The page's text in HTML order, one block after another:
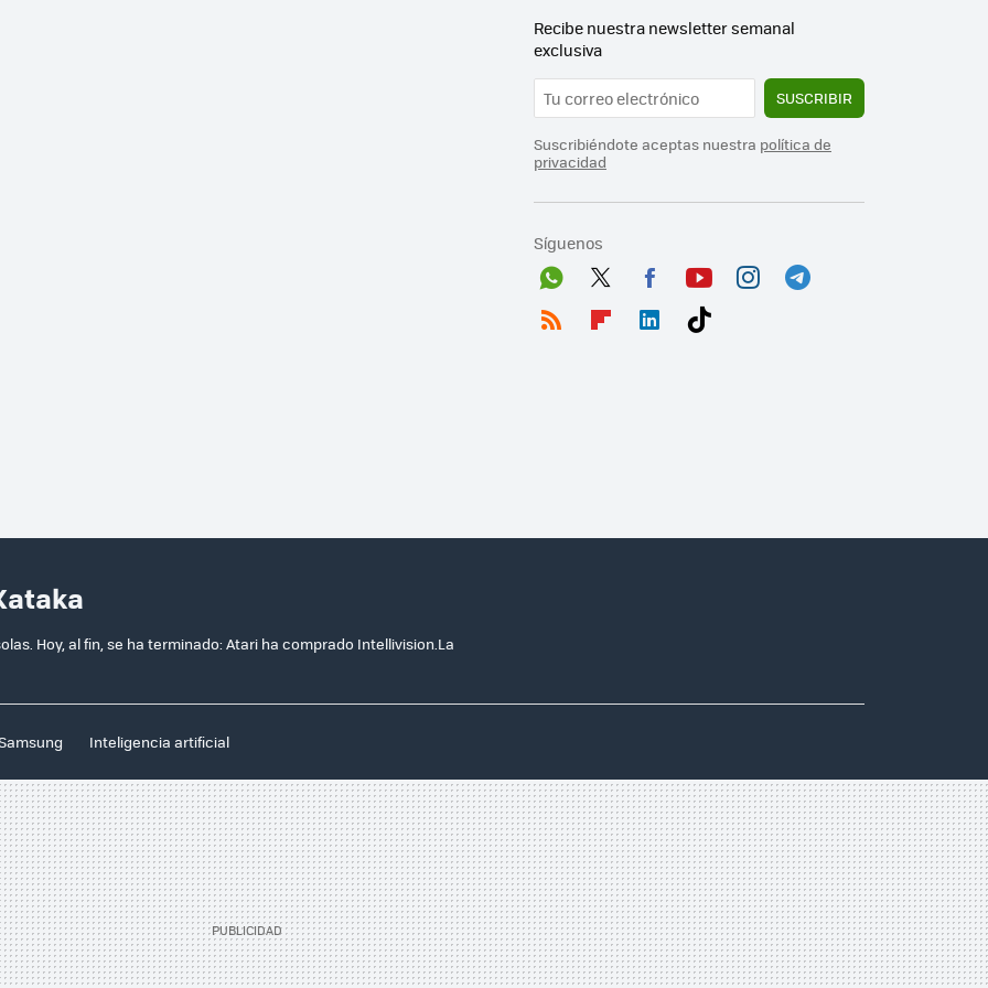
Recibe nuestra newsletter semanal
exclusiva
SUSCRIBIR
Suscribiéndote aceptas nuestra política de
privacidad
Síguenos
Wh
Twit
Fac
You
Hoy, al fin, se ha terminado: Atari ha comprado Intellivision.La
Inteligencia artificial